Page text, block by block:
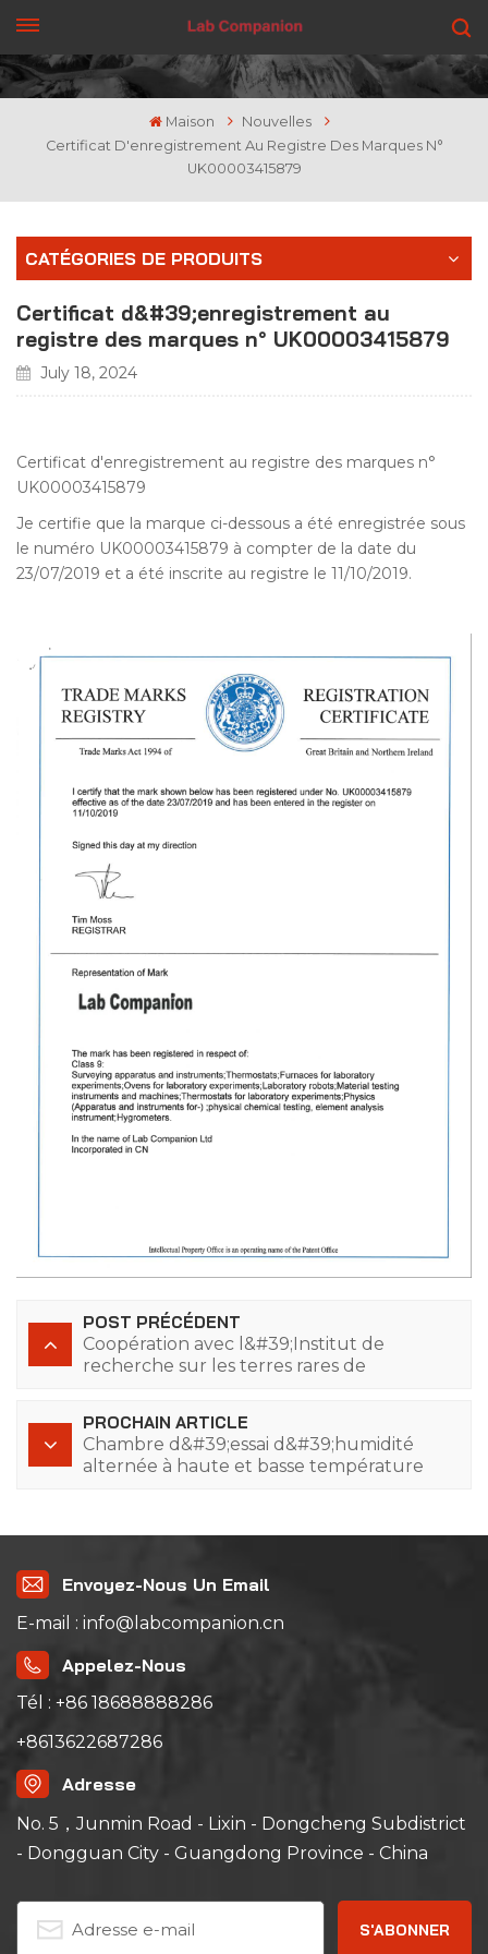
OBTENEZ UN DEVIS
Maison
Nouvelles
Certificat D'enregistrement Au Registre Des Marques N°
UK00003415879
CATÉGORIES DE PRODUITS
Certificat d&#39;enregistrement au
registre des marques n° UK00003415879
July 18, 2024
Certificat d'enregistrement au registre des marques n°
UK00003415879
Je certifie que la marque ci-dessous a été enregistrée sous
le numéro UK00003415879 à compter de la date du
23/07/2019 et a été inscrite au registre le 11/10/2019.
POST PRÉCÉDENT
Coopération avec l&#39;Institut de
recherche sur les terres rares de
PROCHAIN ARTICLE
Chambre d&#39;essai d&#39;humidité
alternée à haute et basse température
Companion
Envoyez-Nous Un Email
E-mail : info@labcompanion.cn
Appelez-Nous
Tél : +86 18688888286
+8613622687286
Adresse
No. 5，Junmin Road - Lixin - Dongcheng Subdistrict
- Dongguan City - Guangdong Province - China